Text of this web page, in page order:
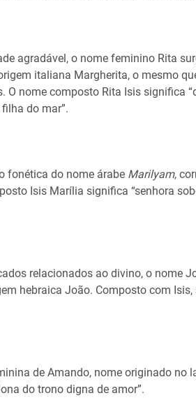
agradável, o nome feminino Rita
italiana Margherita, o mesmo
O nome composto Rita Isis significa
do mar”.
fonética do nome árabe Marilyam,
Isis Marília significa “senhora
relacionados ao divino, o nome
hebraica João. Composto com
de Amando, nome originado no
do trono digna de amor”.